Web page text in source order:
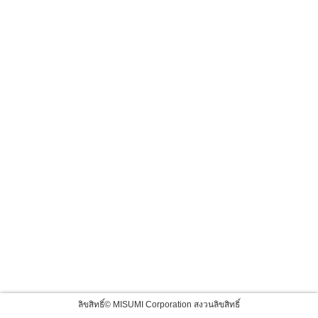
ลิขสิทธิ์© MISUMI Corporation สงวนลิขสิทธิ์